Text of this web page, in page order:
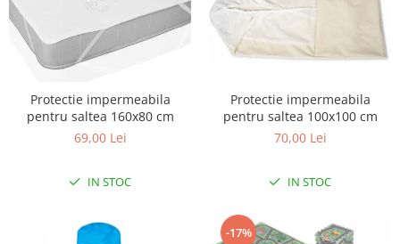
Protectie impermeabila
pentru saltea 160x80 cm
69,00 Lei
IN STOC
Protectie impermeabila
pentru saltea 100x100 cm
70,00 Lei
IN STOC
-17%